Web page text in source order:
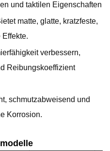
und taktilen Eigenschaften
matte, glatte, kratzfeste,
verbessern,
Reibungskoeffizient
schmutzabweisend und
Korrosion.